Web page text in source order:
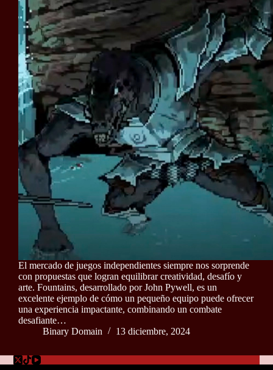
El mercado de juegos independientes siempre nos sorprende
con propuestas que logran equilibrar creatividad, desafío y
arte. Fountains, desarrollado por John Pywell, es un
excelente ejemplo de cómo un pequeño equipo puede ofrecer
una experiencia impactante, combinando un combate
desafiante…
Binary Domain
13 diciembre, 2024